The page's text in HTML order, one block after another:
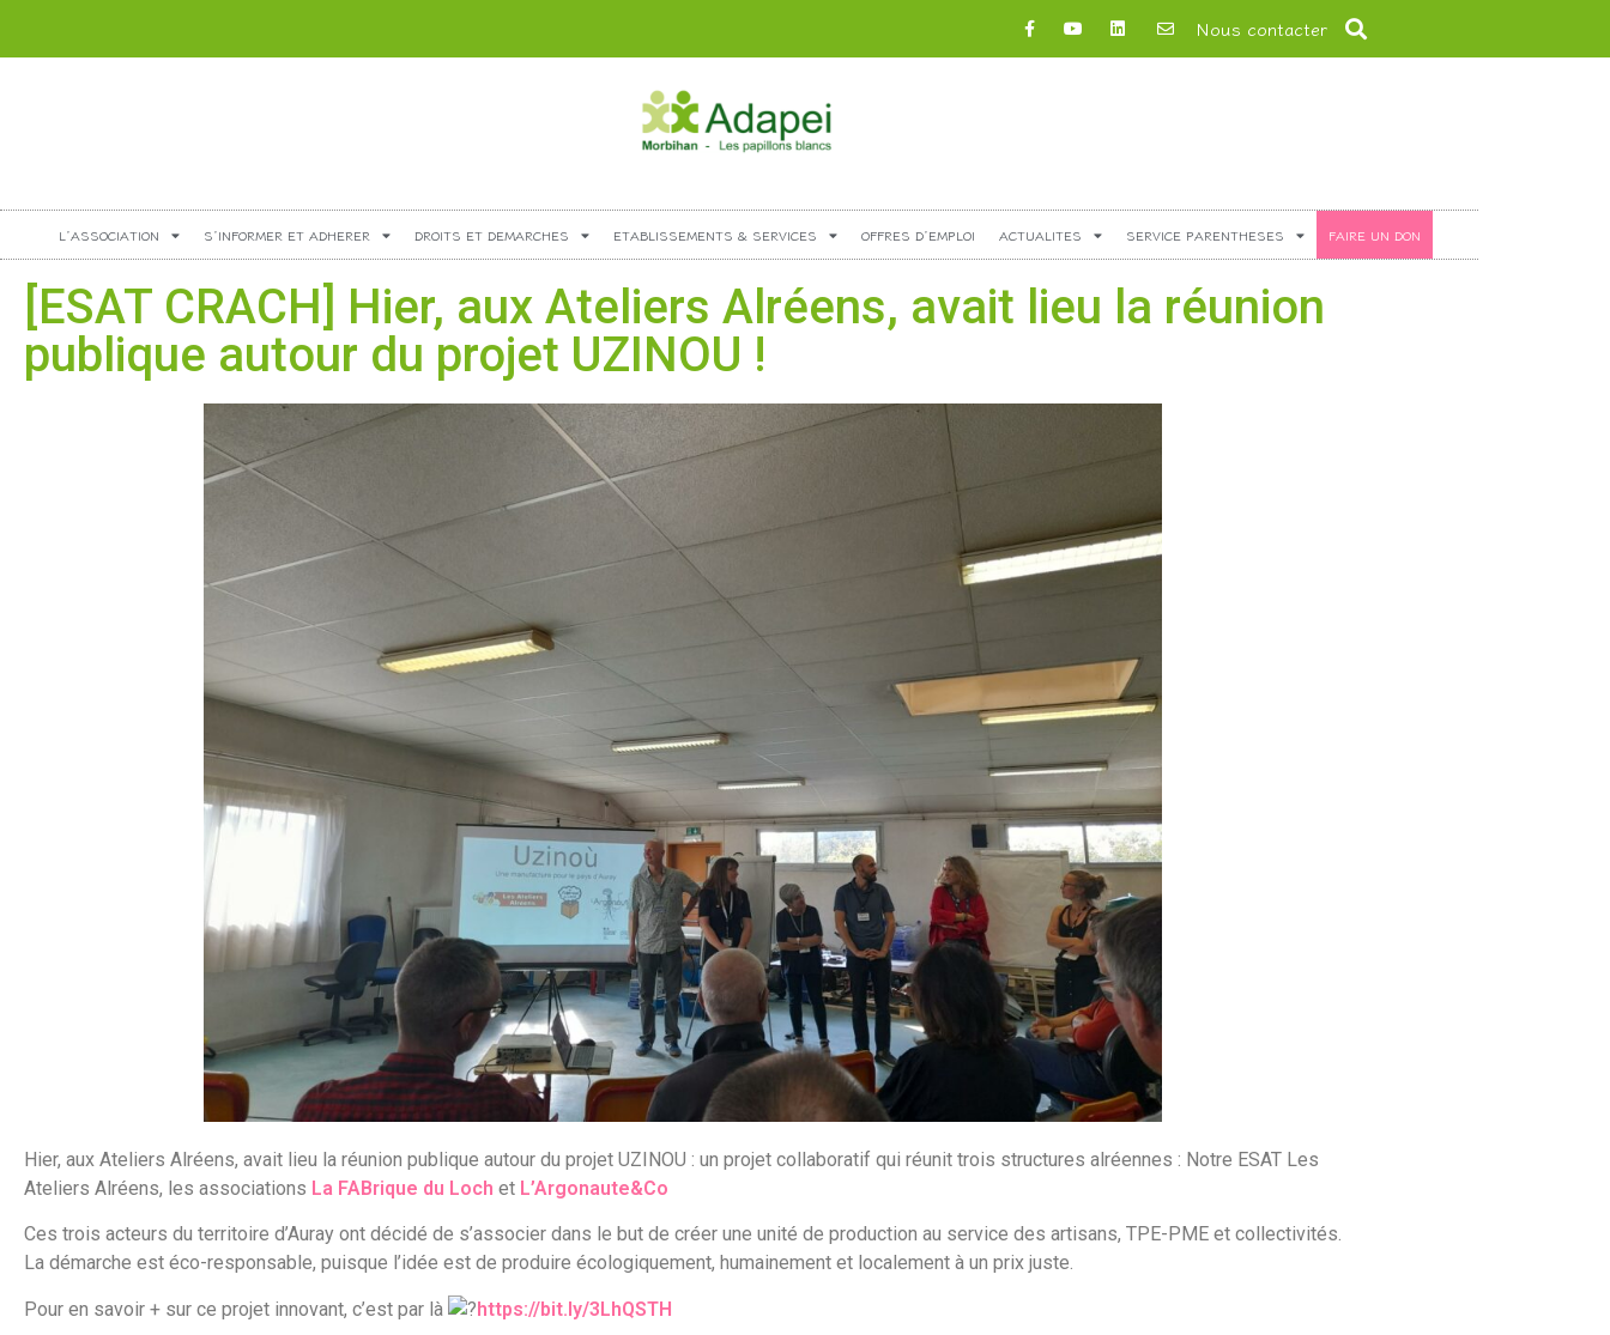
Nous contacter
L’ASSOCIATION S’INFORMER ET ADHERER DROITS ET DEMARCHES ETABLISSEMENTS & SERVICES OFFRES D’EMPLOI ACTUALITES SERVICE PARENTHESES FAIRE UN DON
[ESAT CRACH] Hier, aux Ateliers Alréens, avait lieu la réunion
publique autour du projet UZINOU !
Hier, aux Ateliers Alréens, avait lieu la réunion publique autour du projet UZINOU : un projet collaboratif qui réunit trois structures alréennes : Notre ESAT Les
Ateliers Alréens, les associations La FABrique du Loch et L’Argonaute&Co
Ces trois acteurs du territoire d’Auray ont décidé de s’associer dans le but de créer une unité de production au service des artisans, TPE-PME et collectivités.
La démarche est éco-responsable, puisque l’idée est de produire écologiquement, humainement et localement à un prix juste.
Pour en savoir + sur ce projet innovant, c’est par là https://bit.ly/3LhQSTH